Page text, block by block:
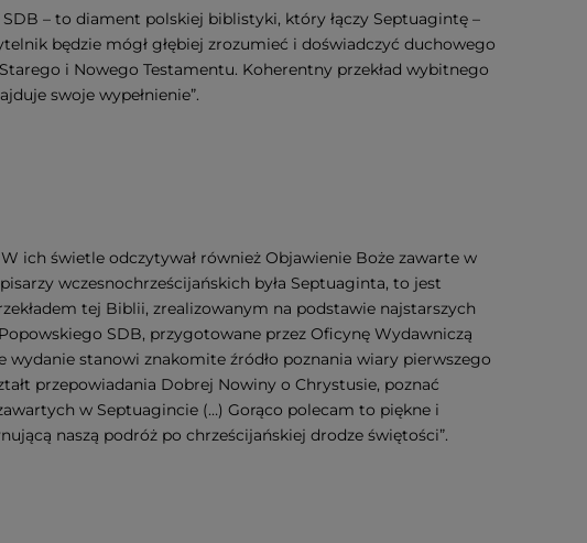
– to diament polskiej biblistyki, który łączy Septuagintę –
będzie mógł głębiej zrozumieć i doświadczyć duchowego
i Nowego Testamentu. Koherentny przekład wybitnego
swoje wypełnienie”.
W ich świetle odczytywał również Objawienie Boże zawarte w
wczesnochrześcijańskich była Septuaginta, to jest
tej Biblii, zrealizowanym na podstawie najstarszych
SDB, przygotowane przez Oficynę Wydawniczą
stanowi znakomite źródło poznania wiary pierwszego
przepowiadania Dobrej Nowiny o Chrystusie, poznać
w Septuagincie (…) Gorąco polecam to piękne i
naszą podróż po chrześcijańskiej drodze świętości”.